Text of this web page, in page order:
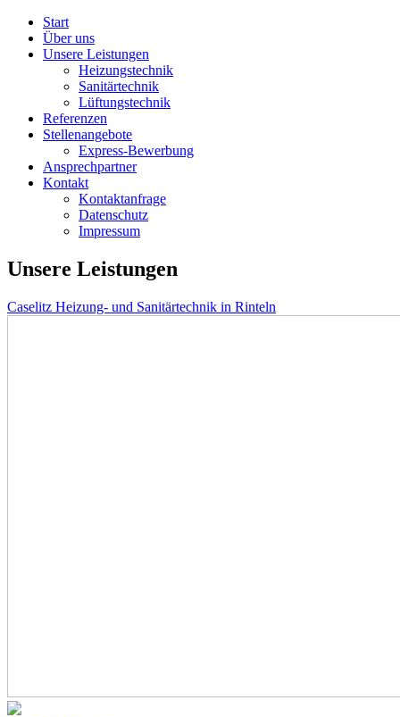
Start
Über uns
Unsere Leistungen
Heizungstechnik
Sanitärtechnik
Lüftungstechnik
Referenzen
Stellenangebote
Express-Bewerbung
Ansprechpartner
Kontakt
Kontaktanfrage
Datenschutz
Impressum
Unsere Leistungen
Caselitz Heizung- und Sanitärtechnik in Rinteln